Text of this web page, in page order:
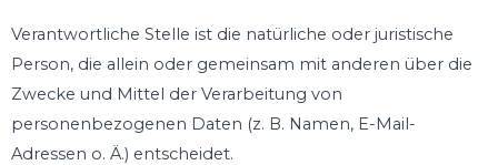
Verantwortliche Stelle ist die natürliche oder juristische
Person, die allein oder gemeinsam mit anderen über die
Zwecke und Mittel der Verarbeitung von
personenbezogenen Daten (z. B. Namen, E-Mail-
Adressen o. Ä.) entscheidet.